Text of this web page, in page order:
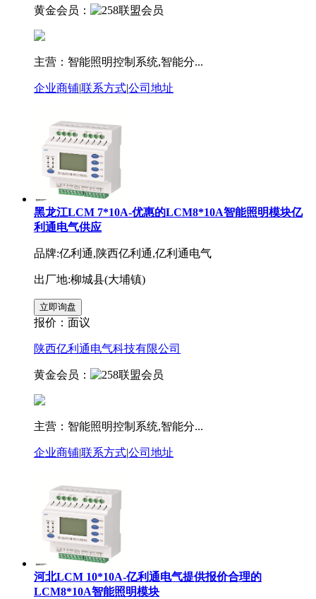
黄金会员：
主营：智能照明控制系统,智能分...
企业商铺|联系方式|公司地址
黑龙江LCM 7*10A-优惠的LCM8*10A智能照明模块亿
利通电气供应
品牌:亿利通,陕西亿利通,亿利通电气
出厂地:柳城县(大埔镇)
报价： 面议
陕西亿利通电气科技有限公司
黄金会员：
主营：智能照明控制系统,智能分...
企业商铺|联系方式|公司地址
河北LCM 10*10A-亿利通电气提供报价合理的
LCM8*10A智能照明模块